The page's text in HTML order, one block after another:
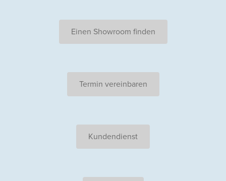
Einen Showroom finden
Termin vereinbaren
Kundendienst